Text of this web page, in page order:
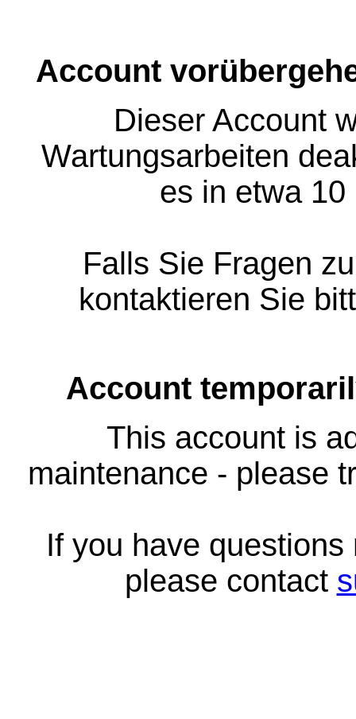
Account
Dieser Account
Wartungsarbeiten
es in etwa
Falls Sie Fragen
kontaktieren Sie
Account
This account is
maintenance - please
If you have
please contact